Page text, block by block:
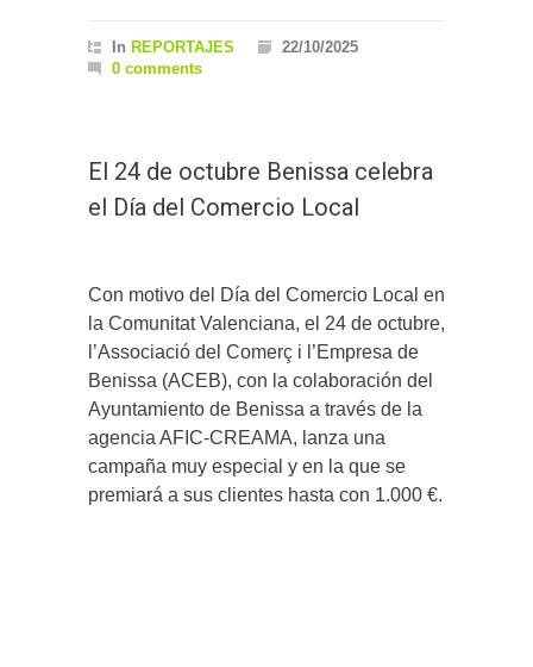
In REPORTAJES
22/10/2025
0 comments
El 24 de octubre Benissa celebra
el Día del Comercio Local
Con motivo del Día del Comercio Local en
la Comunitat Valenciana, el 24 de octubre,
l’Associació del Comerç i l’Empresa de
Benissa (ACEB), con la colaboración del
Ayuntamiento de Benissa a través de la
agencia AFIC-CREAMA, lanza una
campaña muy especial y en la que se
premiará a sus clientes hasta con 1.000 €.